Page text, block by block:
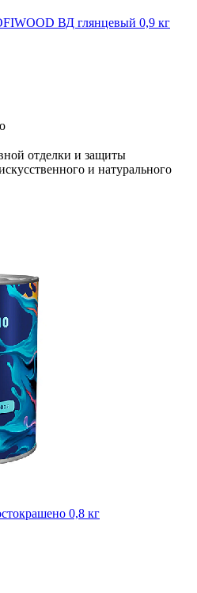
ВД глянцевый 0,9 кг
отделки и защиты
и натурального
0,8 кг